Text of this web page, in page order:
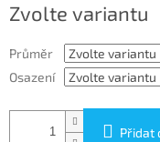
cena:
Zvolte variantu
Průměr
Osazení
Přidat